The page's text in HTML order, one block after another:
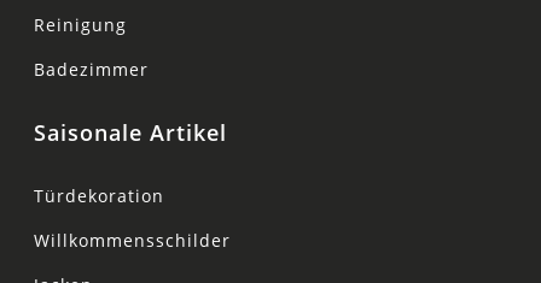
Reinigung
Badezimmer
Saisonale Artikel
Türdekoration
Willkommensschilder